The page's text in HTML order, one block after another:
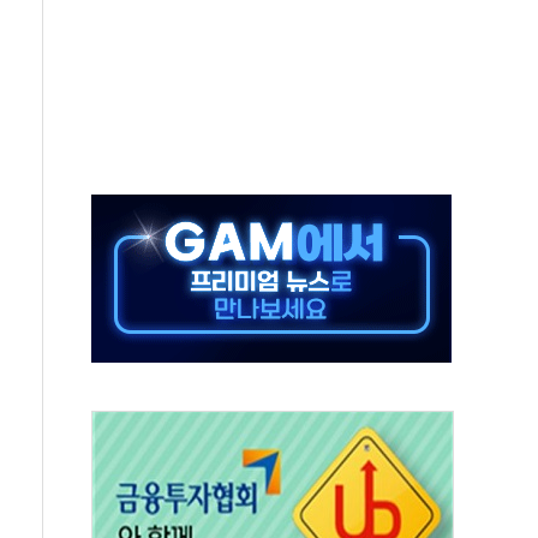
㎜ 폭우…강원 동해안 강한 비 이어져
미화원 수거차에 치여 사망
날 참석..."국제적 시민 연대로 목소리 내야"
실종 60대 나흘만에 숨진 채 발견
아친 정청래…제주 연설서 신경전 고조